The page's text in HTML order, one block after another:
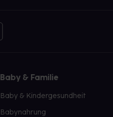
Baby & Familie
Baby & Kindergesundheit
Babynahrung